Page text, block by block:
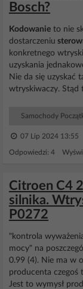
Bosch?
Kodowanie to nie
dostarczeniu
konkretnego
uzyskania
Nie da się uzyskać
wtryskiwaczy. Stąd
Samochody
07 Lip 2024 13:55
Odpowiedzi: 4
Citroen C4
silnika.
P0272
"kontrola
mocy" na
0.99 (4). Nie ma w
producenta czegoś
Jest to wymysł